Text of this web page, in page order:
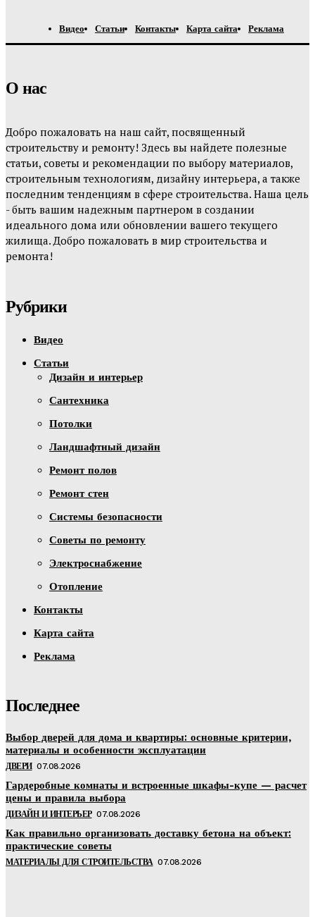
Видео Статьи Контакты Карта сайта Реклама
О нас
Добро пожаловать на наш сайт, посвященный
строительству и ремонту! Здесь вы найдете полезные
статьи, советы и рекомендации по выбору материалов,
строительным технологиям, дизайну интерьера, а также
последним тенденциям в сфере строительства. Наша цель
- быть вашим надежным партнером в создании
идеального дома или обновлении вашего текущего
жилища. Добро пожаловать в мир строительства и
ремонта!
Рубрики
Видео
Статьи
Дизайн и интерьер
Сантехника
Потолки
Ландшафтный дизайн
Ремонт полов
Ремонт стен
Системы безопасности
Советы по ремонту
Электроснабжение
Отопление
Контакты
Карта сайта
Реклама
Последнее
Выбор дверей для дома и квартиры: основные критерии,
материалы и особенности эксплуатации
ДВЕРИ 07.08.2026
Гардеробные комнаты и встроенные шкафы-купе — расчет
цены и правила выбора
ДИЗАЙН И ИНТЕРЬЕР 07.08.2026
Как правильно организовать доставку бетона на объект:
практические советы
МАТЕРИАЛЫ ДЛЯ СТРОИТЕЛЬСТВА 07.08.2026